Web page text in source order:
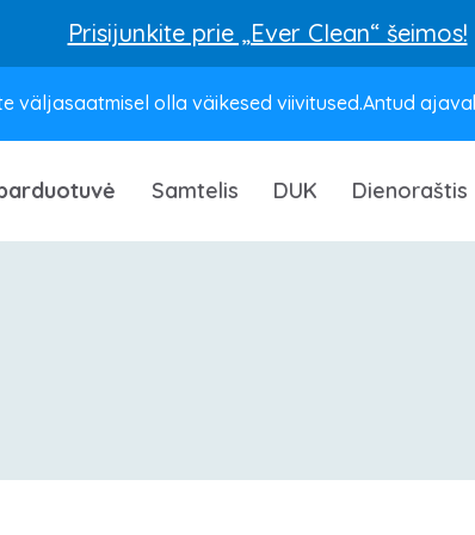
Prisijunkite prie „Ever Clean“ šeimos!
väljasaatmisel olla väikesed viivitused.Antud
Samtelis DUK Dienoraštis